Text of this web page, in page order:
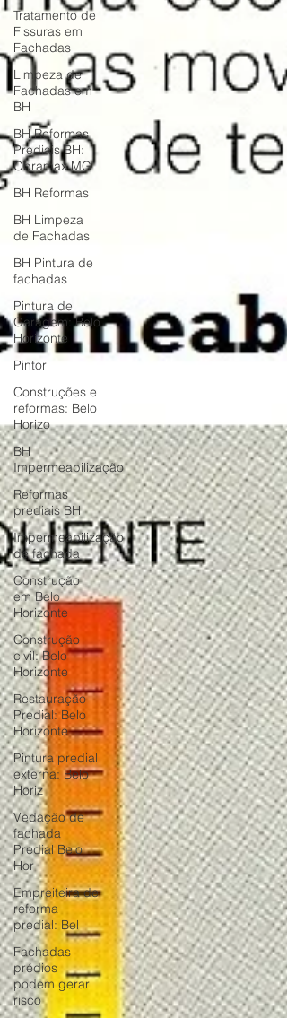
Tratamento de
Fissuras em
Fachadas
Limpeza de
Fachadas em
BH
BH Reformas
Prediais BH:
Obramax MG
BH Reformas
BH Limpeza
de Fachadas
BH Pintura de
fachadas
Pintura de
Garagem: Belo
Horizonte
Pintor
Construções e
reformas: Belo
Horizo
BH
Impermeabilização
Reformas
prediais BH
Impermeabilização
de fachada
Construção
em Belo
Horizonte
Construção
civil: Belo
Horizonte
Restauração
Predial: Belo
Horizonte
Pintura predial
externa: Belo
Horiz
Vedação de
fachada
Predial Belo
Hor
Empreiteira de
reforma
predial: Bel
Fachadas
prédios
podem gerar
risco